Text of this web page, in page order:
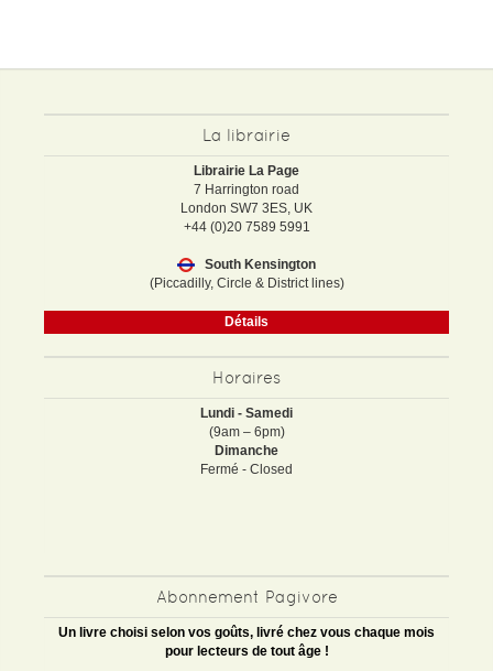
La librairie
Librairie La Page
7 Harrington road
London SW7 3ES, UK
+44 (0)20 7589 5991
South Kensington
(Piccadilly, Circle & District lines)
Détails
Horaires
Lundi - Samedi
(9am – 6pm)
Dimanche
Fermé - Closed
Abonnement Pagivore
Un livre choisi selon vos goûts, livré chez vous chaque mois
pour lecteurs de tout âge !